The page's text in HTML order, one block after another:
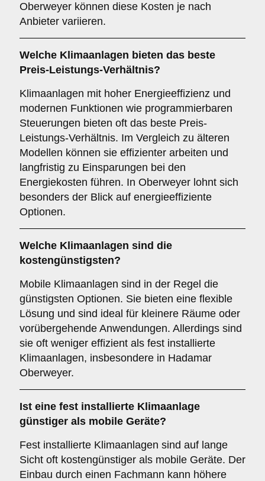
Oberweyer können diese Kosten je nach
Anbieter variieren.
Welche Klimaanlagen bieten das beste
Preis-Leistungs-Verhältnis?
Klimaanlagen mit hoher Energieeffizienz und
modernen Funktionen wie programmierbaren
Steuerungen bieten oft das beste Preis-
Leistungs-Verhältnis. Im Vergleich zu älteren
Modellen können sie effizienter arbeiten und
langfristig zu Einsparungen bei den
Energiekosten führen. In Oberweyer lohnt sich
besonders der Blick auf energieeffiziente
Optionen.
Welche Klimaanlagen sind die
kostengünstigsten?
Mobile Klimaanlagen sind in der Regel die
günstigsten Optionen. Sie bieten eine flexible
Lösung und sind ideal für kleinere Räume oder
vorübergehende Anwendungen. Allerdings sind
sie oft weniger effizient als fest installierte
Klimaanlagen, insbesondere in Hadamar
Oberweyer.
Ist eine fest installierte Klimaanlage
günstiger als mobile Geräte?
Fest installierte Klimaanlagen sind auf lange
Sicht oft kostengünstiger als mobile Geräte. Der
Einbau durch einen Fachmann kann höhere